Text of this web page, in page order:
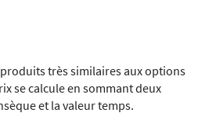
très similaires aux options
se calcule en sommant deux
et la valeur temps.